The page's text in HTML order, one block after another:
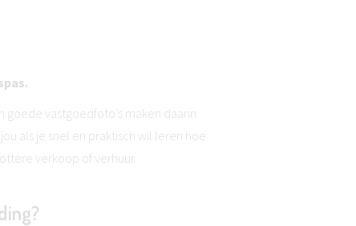
goede vastgoedfoto’s maken daarin
als je snel en praktisch wil leren hoe
verkoop of verhuur.